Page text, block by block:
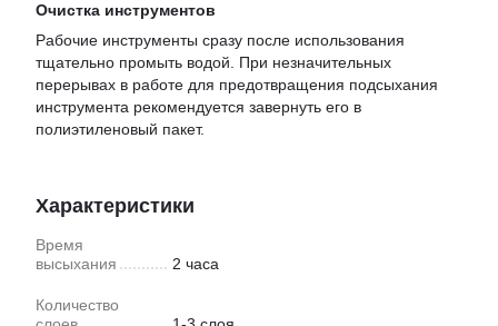
Очистка инструментов
Рабочие инструменты сразу после использования
тщательно промыть водой. При незначительных
перерывах в работе для предотвращения подсыхания
инструмента рекомендуется завернуть его в
полиэтиленовый пакет.
Характеристики
Время
высыхания
2 часа
Количество